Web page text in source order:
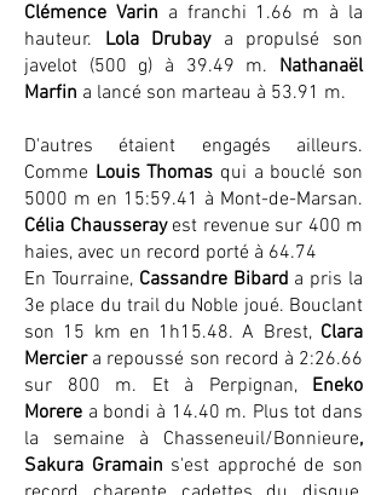
Clémence Varin a franchi 1.66 m à la
hauteur. Lola Drubaya propulsé son
javelot (500 g) à 39.49 m. Nathanaël
Marfin a lancé son marteau à 53.91 m.
D'autres étaient engagés ailleurs.
Comme Louis Thomas qui a bouclé son
5000 m en 15:59.41 à Mont-de-Marsan.
Célia Chausserayest revenue sur 400 m
haies, avec un record porté à 64.74
En Tourraine, Cassandre Bibard a pris la
3e place du trail du Noble joué. Bouclant
son 15 km en 1h15.48. A Brest, Clara
Merciera repoussé son record à 2:26.66
sur 800 m. Et à Perpignan, Eneko
Morere a bondi à 14.40 m. Plus tot dans
la semaine à Chasseneuil/Bonnieure,
Sakura Gramain s'est approché de son